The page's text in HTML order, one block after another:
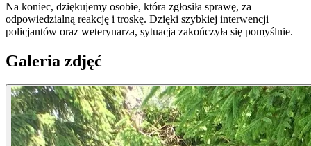
Na koniec, dziękujemy osobie, która zgłosiła sprawę, za
odpowiedzialną reakcję i troskę. Dzięki szybkiej interwencji
policjantów oraz weterynarza, sytuacja zakończyła się pomyślnie.
Galeria zdjęć